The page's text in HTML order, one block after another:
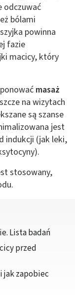
odczuwać
bólami
powinna
fazie
macicy, który
masaż
na wizytach
są szanse
jest
indukcji (jak leki,
stosowany,
Lista badań
przed
jak zapobiec